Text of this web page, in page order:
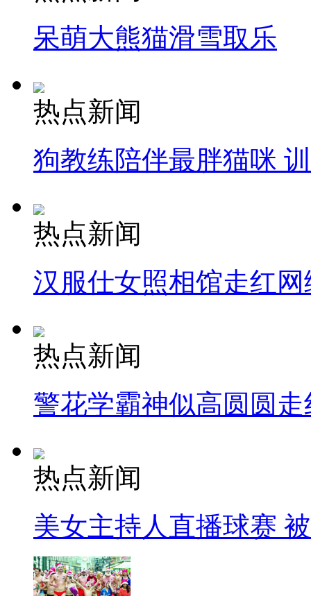
呆萌大熊猫滑雪取乐
热点新闻
狗教练陪伴最胖猫咪
热点新闻
汉服仕女照相馆走红网
热点新闻
警花学霸神似高圆圆走
热点新闻
美女主持人直播球赛